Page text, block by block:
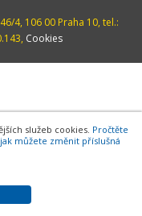
4, 106 00 Praha 10, tel.:
Cookies
služeb cookies. Pročtěte
můžete změnit příslušná